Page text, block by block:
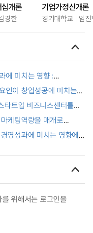
개론
경한
기업가정신개론
경기대학교 임
에 미치는 영향 :
on Startup
Effect of
the Business Plan
인이 창업성공에 미치는
External Factors of
: Focusing on the
Trust in the Business
타트업 비즈니스센터를
케팅역량을 매개로
on corporate
stage as a
영성과에 미치는 영향에
위해서는 로그인을